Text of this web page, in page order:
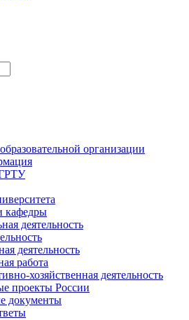
организации
кафедры
деятельность
деятельность
работа
хозяйственная деятельность
проекты России
документы